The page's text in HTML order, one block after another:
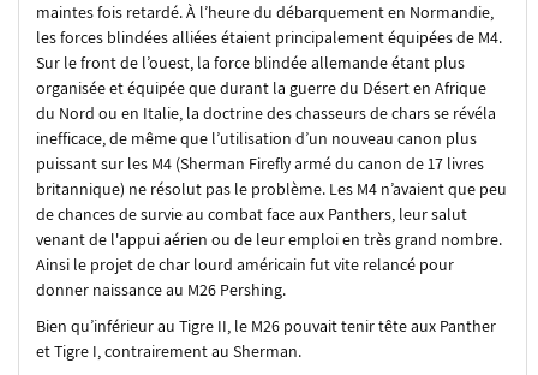
maintes fois retardé. À l’heure du débarquement en Normandie,
les forces blindées alliées étaient principalement équipées de M4.
Sur le front de l’ouest, la force blindée allemande étant plus
organisée et équipée que durant la guerre du Désert en Afrique
du Nord ou en Italie, la doctrine des chasseurs de chars se révéla
inefficace, de même que l’utilisation d’un nouveau canon plus
puissant sur les M4 (Sherman Firefly armé du canon de 17 livres
britannique) ne résolut pas le problème. Les M4 n’avaient que peu
de chances de survie au combat face aux Panthers, leur salut
venant de l'appui aérien ou de leur emploi en très grand nombre.
Ainsi le projet de char lourd américain fut vite relancé pour
donner naissance au M26 Pershing.
Bien qu’inférieur au Tigre II, le M26 pouvait tenir tête aux Panther
et Tigre I, contrairement au Sherman.